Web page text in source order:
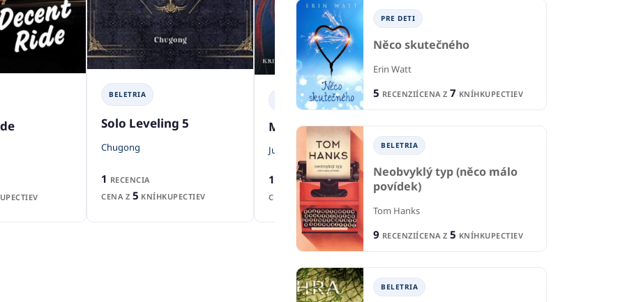
BELETRIA
Solo Leveling 5
Chugong
1 RECENCIA
CENA Z 5 KNÍHKUPECTIEV
BELETRIA
Marco
Jussi Adler-Olsen
1
RECENCIA
CENA Z
11KNÍHKUPECTIEV
1RECENCIA
PRE DETI
Něco skutečného
Erin Watt
5 RECENZIÍCENA Z 7 KNÍHKUPECTIEV
BELETRIA
Neobvyklý typ (něco málo
povídek)
Tom Hanks
9 RECENZIÍCENA Z 5 KNÍHKUPECTIEV
BELETRIA